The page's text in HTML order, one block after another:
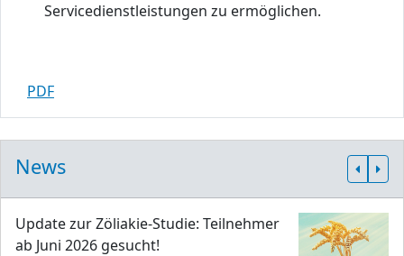
Servicedienstleistungen zu ermöglichen.
PDF
News
Update zur Zöliakie-Studie: Teilnehmer
ab Juni 2026 gesucht!